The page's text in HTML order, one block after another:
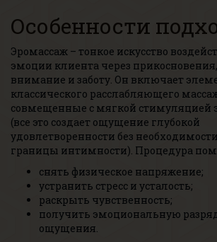
Особенности
Эромассаж – тонкое искусство
эмоции клиента через
внимание и заботу. Он включает
классического расслабляющего
совмещенные с мягкой стимуляцией
(все это создает ощущение глубокой
удовлетворенности без
границы интимности). Процедура
снять физическое напряжение;
устранить стресс и усталость;
раскрыть чувственность;
получить эмоциональную
ощущения.